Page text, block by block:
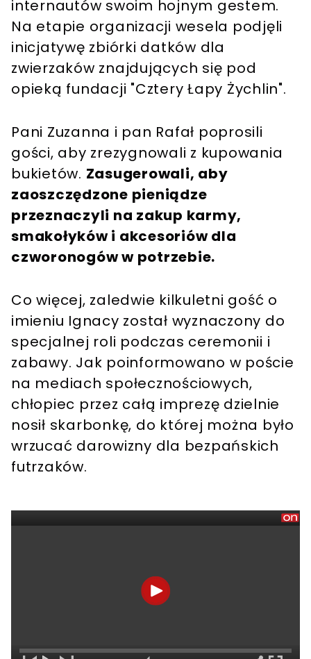
internautów swoim hojnym gestem.
Na etapie organizacji wesela podjęli
inicjatywę zbiórki datków dla
zwierzaków znajdujących się pod
opieką fundacji "Cztery Łapy Żychlin".
Pani Zuzanna i pan Rafał poprosili
gości, aby zrezygnowali z kupowania
bukietów. Zasugerowali, aby
zaoszczędzone pieniądze
przeznaczyli na zakup karmy,
smakołyków i akcesoriów dla
czworonogów w potrzebie.
Co więcej, zaledwie kilkuletni gość o
imieniu Ignacy został wyznaczony do
specjalnej roli podczas ceremonii i
zabawy. Jak poinformowano w poście
na mediach społecznościowych,
chłopiec przez całą imprezę dzielnie
nosił skarbonkę, do której można było
wrzucać darowizny dla bezpańskich
futrzaków.